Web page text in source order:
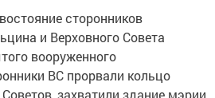
сторонников
и Верховного Совета
вооруженного
ВС прорвали кольцо